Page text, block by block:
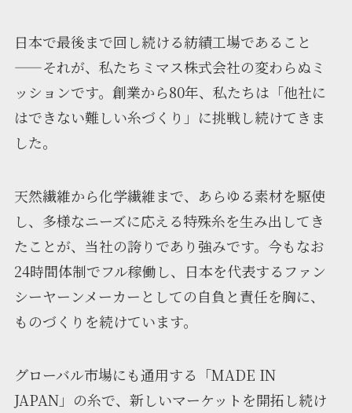
日本で最後まで回し続ける紡績工場であること
——それが、私たちミマス株式会社の変わらぬミ
ッションです。創業から80年、私たちは「他社に
はできない難しい糸づくり」に挑戦し続けてきま
した。
天然繊維から化学繊維まで、あらゆる素材を駆使
し、多様なニーズに応える特殊糸を生み出してき
たことが、当社の誇りであり強みです。今もなお
24時間体制でフル稼働し、日本を代表するファン
シーヤーンメーカーとしての自負と責任を胸に、
ものづくりを続けています。
グローバル市場にも通用する「MADE IN
JAPAN」の糸で、新しいマーケットを開拓し続け